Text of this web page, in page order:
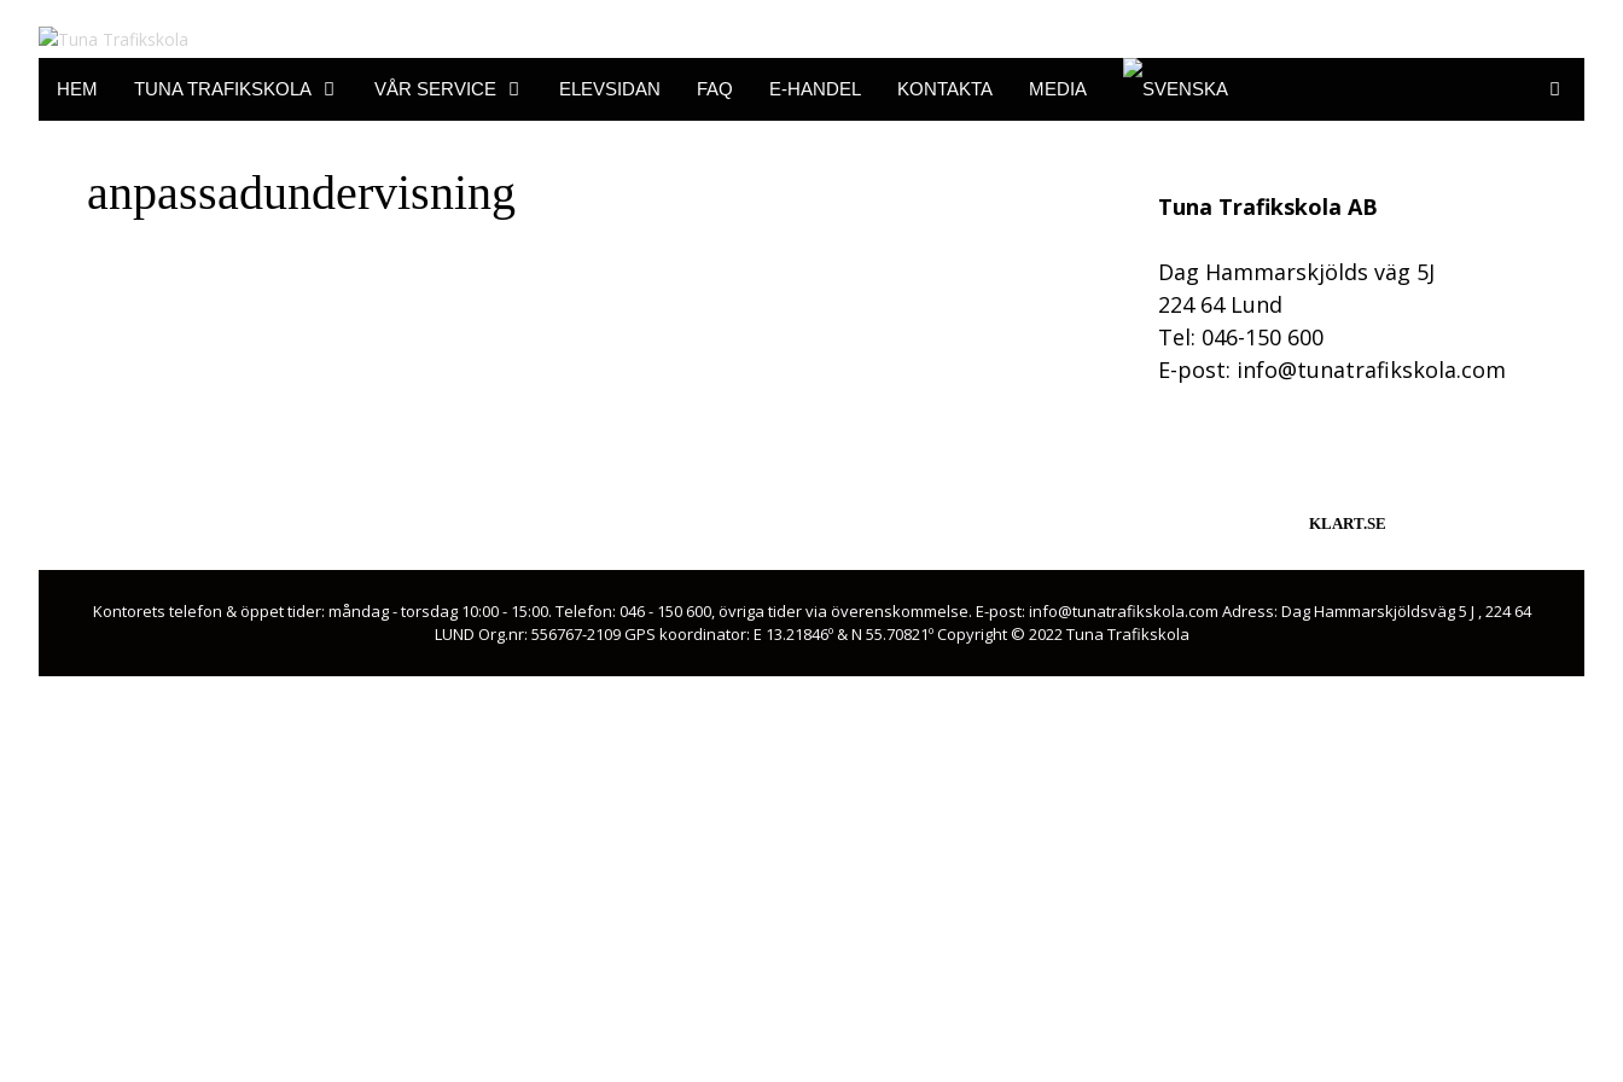
innehåll
HEM TUNA TRAFIKSKOLA VÅR SERVICE ELEVSIDAN FAQ E-HANDEL KONTAKTA MEDIA
anpassadundervisning Tuna Trafikskola AB
Dag Hammarskjölds väg 5J
224 64 Lund
Tel: 046-150 600
E-post: info@tunatrafikskola.com
KLART.SE
Kontorets telefon & öppet tider: måndag - torsdag 10:00 - 15:00. Telefon: 046 - 150 600, övriga tider via överenskommelse. E-post: info@tunatrafikskola.com Adress: Dag Hammarskjöldsväg 5 J , 224 64
LUND Org.nr: 556767-2109 GPS koordinator: E 13.21846º & N 55.70821º Copyright © 2022 Tuna Trafikskola